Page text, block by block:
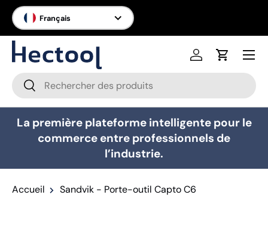
Aller au contenu
Langue
Français
Recherche
Rechercher
Se connecter
Panier
Menu
La première plateforme intelligente pour le
commerce entre professionnels de
l’industrie.
Accueil Sandvik - Porte-outil Capto C6